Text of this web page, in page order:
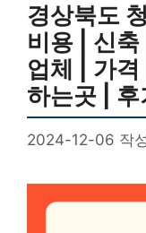
경상북도
비용 | 신
업체 | 가
하는곳 | 후
2024-12-06 작